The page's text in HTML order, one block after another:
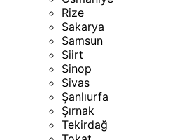
Rize
Sakarya
Samsun
Siirt
Sinop
Sivas
Şanlıurfa
Şırnak
Tekirdağ